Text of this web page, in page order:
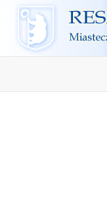
Reszel